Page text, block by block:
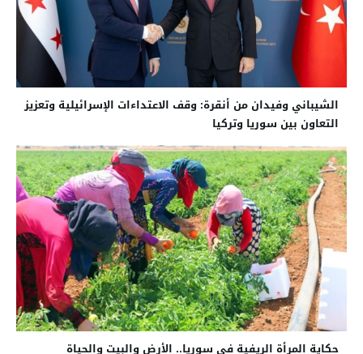
الشيباني وفيدان من أنقرة: وقف الاعتداءات الإسرائيلية وتعزيز
التعاون بين سوريا وتركيا
حكاية المرأة الريفية في سوريا.. الأرض والبيت والحياة